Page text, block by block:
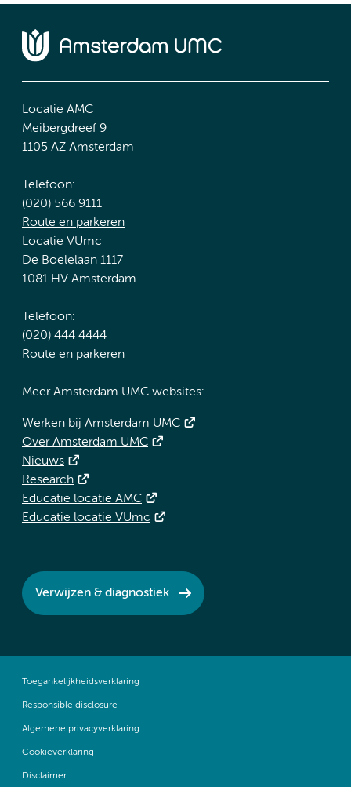
Locatie AMC
Meibergdreef 9
1105 AZ Amsterdam
Telefoon:
(020) 566 9111
Route en parkeren
Locatie VUmc
De Boelelaan 1117
1081 HV Amsterdam
Telefoon:
(020) 444 4444
Route en parkeren
Meer Amsterdam UMC websites:
Werken bij Amsterdam UMC
Over Amsterdam UMC
Nieuws
Research
Educatie locatie AMC
Educatie locatie VUmc
Verwijzen & diagnostiek
Toegankelijkheidsverklaring
Responsible disclosure
Algemene privacyverklaring
Cookieverklaring
Disclaimer